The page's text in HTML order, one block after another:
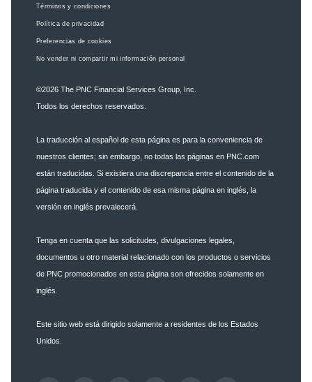
Términos y condiciones
Política de privacidad
Preferencias de cookies
No vender ni compartir mi información personal
©2026 The PNC Financial Services Group, Inc.
Todos los derechos reservados.
La traducción al español de esta página es para la conveniencia de
nuestros clientes; sin embargo, no todas las páginas en PNC.com
están traducidas. Si existiera una discrepancia entre el contenido de la
página traducida y el contenido de esa misma página en inglés, la
versión en inglés prevalecerá.
Tenga en cuenta que las solicitudes, divulgaciones legales,
documentos u otro material relacionado con los productos o servicios
de PNC promocionados en esta página son ofrecidos solamente en
inglés.
Este sitio web está dirigido solamente a residentes de los Estados
Unidos.